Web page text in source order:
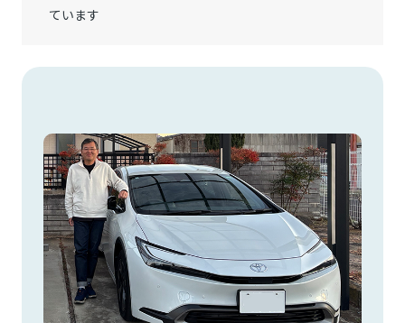
ています